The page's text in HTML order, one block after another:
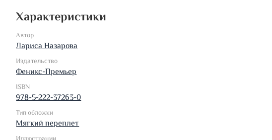
Характеристики
Автор
Лариса Назарова
Издательство
Феникс-Премьер
ISBN
978-5-222-37263-0
Тип обложки
Мягкий переплет